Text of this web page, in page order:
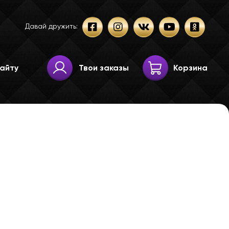
Давай дружить:
Твои заказы Корзина